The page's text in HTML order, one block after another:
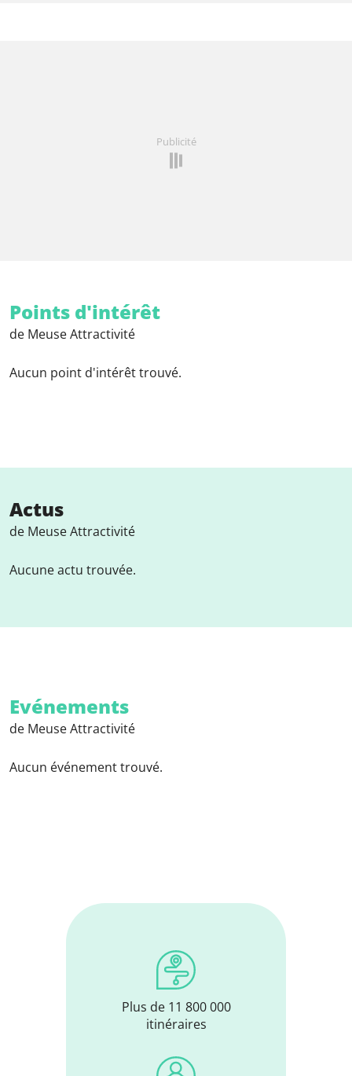
Publicité
Points d'intérêt
de Meuse Attractivité
Aucun point d'intérêt trouvé.
Actus
de Meuse Attractivité
Aucune actu trouvée.
Evénements
de Meuse Attractivité
Aucun événement trouvé.
Plus de 11 800 000
itinéraires